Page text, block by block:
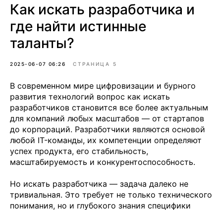
Как искать разработчика и
где найти истинные
таланты?
2025-06-07 06:26 СТРАНИЦА 5
В современном мире цифровизации и бурного
развития технологий вопрос как искать
разработчиков становится все более актуальным
для компаний любых масштабов — от стартапов
до корпораций. Разработчики являются основой
любой IT-команды, их компетенции определяют
успех продукта, его стабильность,
масштабируемость и конкурентоспособность.
Но искать разработчика — задача далеко не
тривиальная. Это требует не только технического
понимания, но и глубокого знания специфики